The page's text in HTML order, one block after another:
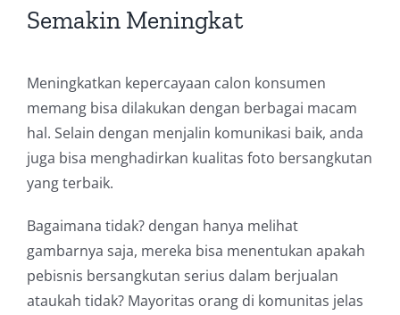
Semakin Meningkat
Meningkatkan kepercayaan calon konsumen
memang bisa dilakukan dengan berbagai macam
hal. Selain dengan menjalin komunikasi baik, anda
juga bisa menghadirkan kualitas foto bersangkutan
yang terbaik.
Bagaimana tidak? dengan hanya melihat
gambarnya saja, mereka bisa menentukan apakah
pebisnis bersangkutan serius dalam berjualan
ataukah tidak? Mayoritas orang di komunitas jelas